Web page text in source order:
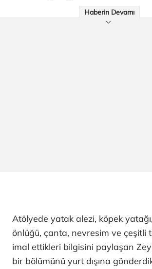
Haberin Devamı
Atölyede yatak alezi, köpek
önlüğü, çanta, nevresim ve çeşitli
imal ettikleri bilgisini paylaşan
bir bölümünü yurt dışına